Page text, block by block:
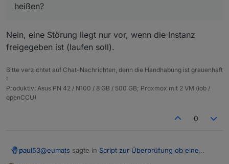
heißen?
Nein, eine Störung liegt nur vor, wenn die Instanz
freigegeben ist (laufen soll).
Bitte verzichtet auf Chat-Nachrichten, denn die Handhabung ist grauenhaft
!
Produktiv: Asus PN 42 / N100 / 8 GB / 500 GB; Proxmox mit 2 VM (iob /
openCCU)
0
paul53@eumats sagte in Script zur Überprüfung ob eine